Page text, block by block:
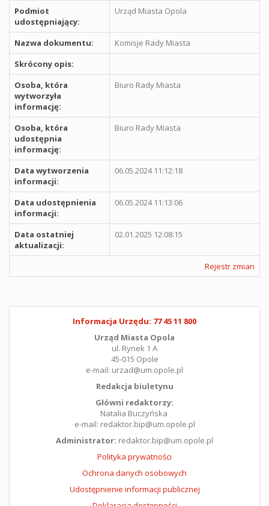
Podmiot
udostępniający:
Urząd Miasta Opola
Nazwa dokumentu:
Komisje Rady Miasta
Skrócony opis:
Osoba, która
wytworzyła
informację:
Biuro Rady Miasta
Osoba, która
udostępnia
informację:
Biuro Rady Miasta
Data wytworzenia
informacji:
06.05.2024 11:12:18
Data udostępnienia
informacji:
06.05.2024 11:13:06
Data ostatniej
aktualizacji:
02.01.2025 12:08:15
Rejestr zmian
Informacja Urzędu: 77 45 11 800
Urząd Miasta Opola
ul. Rynek 1 A
45-015 Opole
e-mail: urzad@um.opole.pl
Redakcja biuletynu
Główni redaktorzy:
Natalia Buczyńska
e-mail: redaktor.bip@um.opole.pl
Administrator: redaktor.bip@um.opole.pl
Polityka prywatności
Ochrona danych osobowych
Udostępnienie informacji publicznej